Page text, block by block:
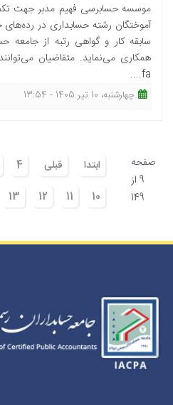
موسسه حسابرسی فهیم مدبر جهت
آموختگان رشته حسابداری در
سابقه کار و گواهی رتبه از جامعه
همکاری می‌نماید. متقاضیان
fa....
چهارشنبه، 10 تیر 1405 - 13:54
صفحه
9 از
149
ابتدا قبلی 4
10
11
12
13